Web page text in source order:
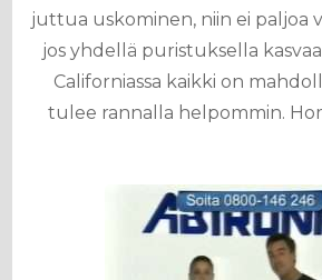
juttua uskominen, niin ei paljoa
jos yhdellä puristuksella
Californiassa kaikki on
tulee rannalla helpommin.